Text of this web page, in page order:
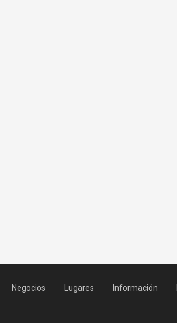
Negocios Lugares Información